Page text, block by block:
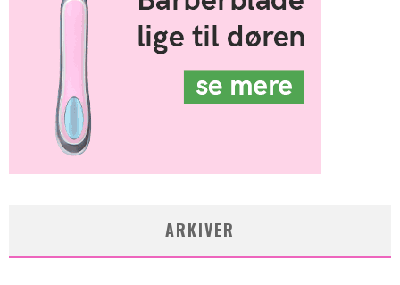
ARKIVER